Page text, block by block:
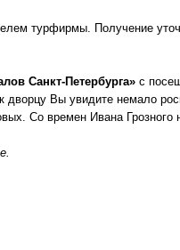
турфирмы. Получение
Санкт-Петербурга» с
дворцу Вы увидите немало
Со времен Ивана Грозного